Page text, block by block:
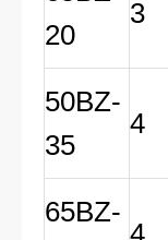
20
3
50BZ-
35
4
65BZ-
4